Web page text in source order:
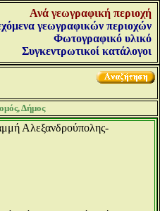
Ανά γεωγραφική περιοχή
γεωγραφικών περιοχών
Φωτογραφικό υλικό
Συγκεντρωτικοί κατάλογοι
Δήμος
Αλεξανδρούπολης-